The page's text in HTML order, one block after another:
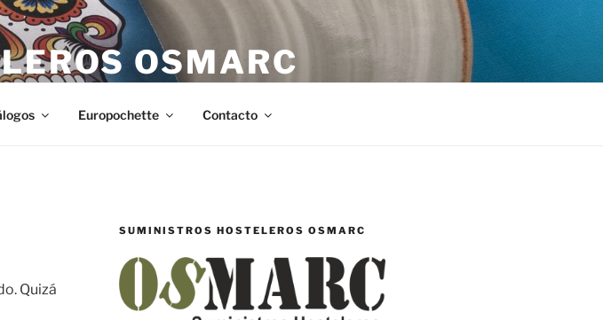
OSMARC
Europochette Contacto
Quizá
SUMINISTROS HOSTELEROS OSMARC